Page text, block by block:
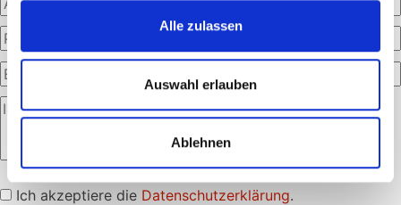
Alle zulassen
Auswahl erlauben
Ablehnen
Bitte
lasseIch akzeptiere die Datenschutzerklärung.